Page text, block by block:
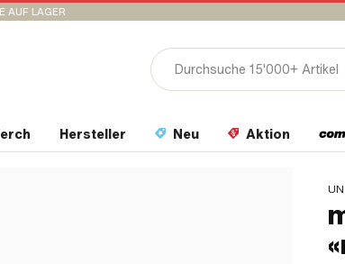
AUF LAGER
Hersteller Neu Aktion